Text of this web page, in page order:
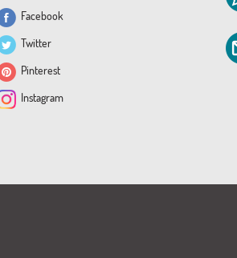
Facebook
Twitter
Pinterest
Instagram